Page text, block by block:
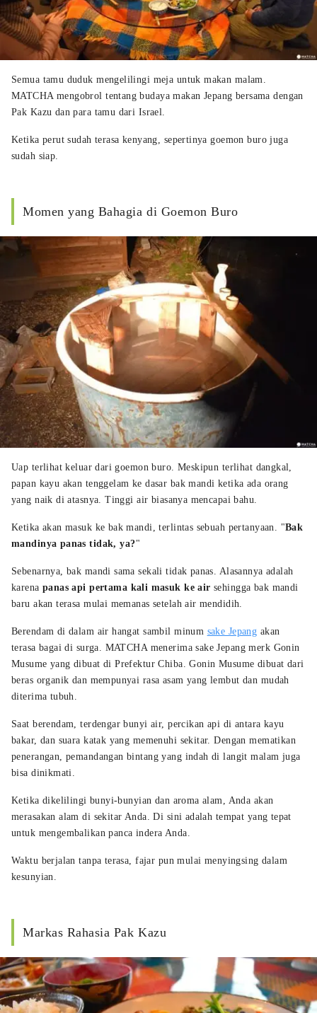
Semua tamu duduk mengelilingi meja untuk makan malam.
MATCHA mengobrol tentang budaya makan Jepang bersama dengan
Pak Kazu dan para tamu dari Israel.
Ketika perut sudah terasa kenyang, sepertinya goemon buro juga
sudah siap.
Momen yang Bahagia di Goemon Buro
Uap terlihat keluar dari goemon buro. Meskipun terlihat dangkal,
papan kayu akan tenggelam ke dasar bak mandi ketika ada orang
yang naik di atasnya. Tinggi air biasanya mencapai bahu.
Ketika akan masuk ke bak mandi, terlintas sebuah pertanyaan. "Bak
mandinya panas tidak, ya?"
Sebenarnya, bak mandi sama sekali tidak panas. Alasannya adalah
karena panas api pertama kali masuk ke air sehingga bak mandi
baru akan terasa mulai memanas setelah air mendidih.
Berendam di dalam air hangat sambil minum sake Jepang akan
terasa bagai di surga. MATCHA menerima sake Jepang merk Gonin
Musume yang dibuat di Prefektur Chiba. Gonin Musume dibuat dari
beras organik dan mempunyai rasa asam yang lembut dan mudah
diterima tubuh.
Saat berendam, terdengar bunyi air, percikan api di antara kayu
bakar, dan suara katak yang memenuhi sekitar. Dengan mematikan
penerangan, pemandangan bintang yang indah di langit malam juga
bisa dinikmati.
Ketika dikelilingi bunyi-bunyian dan aroma alam, Anda akan
merasakan alam di sekitar Anda. Di sini adalah tempat yang tepat
untuk mengembalikan panca indera Anda.
Waktu berjalan tanpa terasa, fajar pun mulai menyingsing dalam
kesunyian.
Markas Rahasia Pak Kazu